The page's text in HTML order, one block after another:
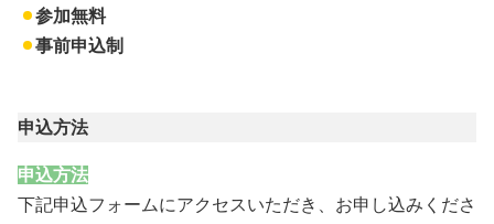
参加無料
事前申込制
申込方法
申込方法
下記申込フォームにアクセスいただき、お申し込みくださ